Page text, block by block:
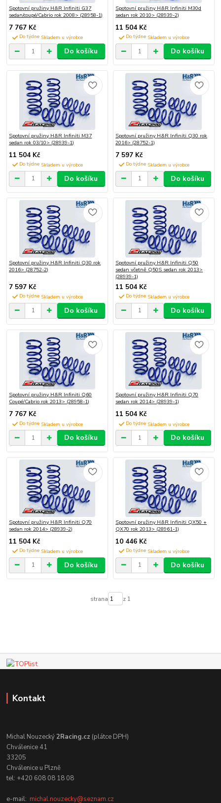
Spotovní pružiny H&R Infiniti G37
sedan/coupé/Cabrio rok 2008> (28958-1)
7 767 Kč
Do týdne
Do košíku
Spotovní pružiny H&R Infiniti M30d
sedan rok 2010> (28939-2)
11 504 Kč
Do týdne
Do košíku
Spotovní pružiny H&R Infiniti M37
sedan rok 03/10> (28939-1)
11 504 Kč
Do týdne
Do košíku
Spotovní pružiny H&R Infiniti Q30 rok
2016> (28752-1)
7 597 Kč
Do týdne
Do košíku
Spotovní pružiny H&R Infiniti Q30 rok
2016> (28752-2)
7 597 Kč
Do týdne
Do košíku
Spotovní pružiny H&R Infiniti Q50
sedan včetně Q50S sedan rok 2013>
(28939-1)
11 504 Kč
Do týdne
Do košíku
Spotovní pružiny H&R Infiniti Q60
Coupé/Cabrio rok 2013> (28958-1)
7 767 Kč
Do týdne
Do košíku
Spotovní pružiny H&R Infiniti Q70
sedan rok 2014> (28939-1)
11 504 Kč
Do týdne
Do košíku
Spotovní pružiny H&R Infiniti Q70
sedan rok 2014> (28939-2)
11 504 Kč
Do týdne
Do košíku
Spotovní pružiny H&R Infiniti QX50 +
QX70 rok 2013> (28961-1)
10 446 Kč
Do týdne
Do košíku
strana z 1
Kontakt
Michal Nouzecký2Racing.cz (plátce DPH)
Chválenice 41
33205
Chválenice u Plzně
tel: +420 608 08 18 08
e-mail:michal.nouzecky@seznam.cz